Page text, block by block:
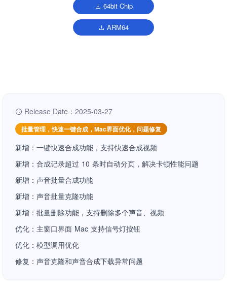
64bit Chip
ARM64
Release Date：2025-03-27
批量管理，快速一键合成，Mac界面优化，问题修复
新增：一键快速合成功能，支持快速合成视频
新增：合成记录超过 10 条时自动分页，解决卡顿性能问题
新增：声音批量合成功能
新增：声音批量克隆功能
新增：批量删除功能，支持删除多个声音、视频
优化：主窗口界面 Mac 支持信号灯按钮
优化：模型调用优化
修复：声音克隆和声音合成下载异常问题